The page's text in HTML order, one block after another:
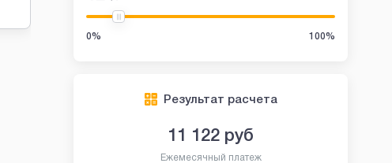
0% 100%
Результат расчета
11 122 руб
Ежемесячный платеж